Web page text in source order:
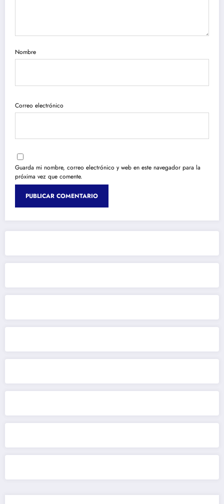
Nombre
Correo electrónico
Guarda mi nombre, correo electrónico y web en este navegador para la
próxima vez que comente.